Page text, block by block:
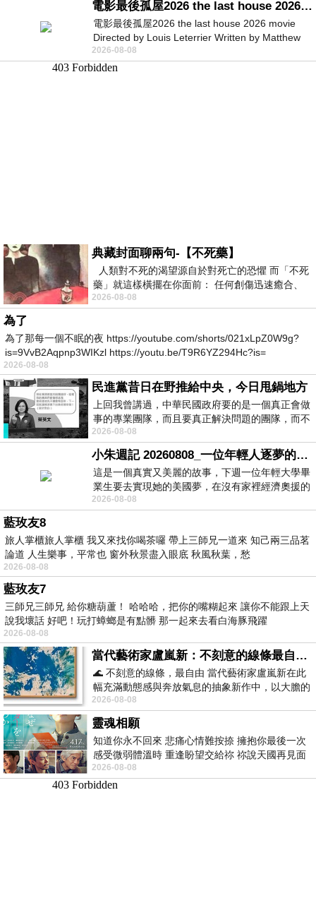
電影最後孤屋2026 the last house 2026 movie
電影最後孤屋2026 the last house 2026 movie
Directed by Louis Leterrier Written by Matthew
Robinson Starring Greta Lee Wa
2026-08-08
典藏封面聊兩句-【不死藥】
人類對不死的渴望源自於對死亡的恐懼 而「不死
藥」就這樣橫擺在你面前： 任何創傷迅速癒合、
停止衰老、痛覺消失…堪
2026-08-08
為了
為了那每一個不眠的夜 https://youtube.com/shorts/021xLpZ0W9g?
is=9VvB2Aqpnp3WIKzl https://youtu.be/T9R6YZ294Hc?is=
2026-08-08
民進黨昔日在野推給中央，今日甩鍋地方
上回我曾講過，中華民國政府要的是一個真正會做
事的專業團隊，而且要真正解決問題的團隊，而不
是只會到處甩鍋的雙標團隊，最近民進黨
2026-08-08
小朱週記 20260808_一位年輕人逐夢的真實故事
這是一個真實又美麗的故事，下週一位年輕大學畢
業生要去實現她的美國夢，在沒有家裡經濟奧援的
情況下，靠著自我努力工作累積出國基
2026-08-08
藍玫友8
旅人掌櫃旅人掌櫃 我又來找你喝茶囉 帶上三師兄一道來 知己兩三品茗
論道 人生樂事，平常也 窗外秋景盡入眼底 秋風秋葉，愁
2026-08-08
藍玫友7
三師兄三師兄 給你糖葫蘆！ 哈哈哈，把你的嘴糊起來 讓你不能跟上天
說我壞話 好吧！玩打蟑螂是有點髒 那一起來去看白海豚飛躍
2026-08-08
當代藝術家盧嵐新：不刻意的線條最自由，讓色彩流動、筆觸自己說話
🌊 不刻意的線條，最自由 當代藝術家盧嵐新在此
幅充滿動態感與奔放氣息的抽象新作中，以大膽的
藍色顏料在白色畫布上揮灑、壓印與流淌
2026-08-08
靈魂相願
知道你永不回來 悲痛心情難按捺 擁抱你最後一次
感受微弱體溫時 重逢盼望交給祢 祢說天國再見面
此刻忍淚說別離 他日靈魂再
2026-08-08